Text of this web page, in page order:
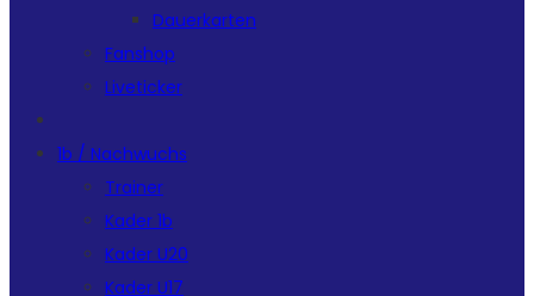
Dauerkarten
Fanshop
Liveticker
1b / Nachwuchs
Trainer
Kader 1b
Kader U20
Kader U17